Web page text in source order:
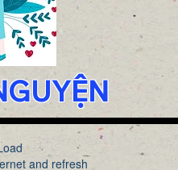
and refresh